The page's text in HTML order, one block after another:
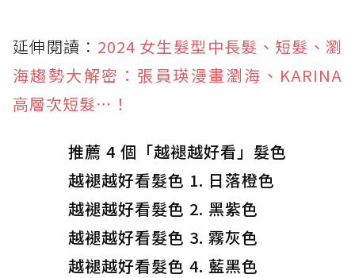
延伸閱讀： 2024 女生髮型中長髮、短髮、瀏
海趨勢大解密：張員瑛漫畫瀏海、KARINA
高層次短髮⋯！
推薦 4 個「越褪越好看」髮色
越褪越好看髮色 1. 日落橙色
越褪越好看髮色 2. 黑紫色
越褪越好看髮色 3. 霧灰色
越褪越好看髮色 4. 藍黑色